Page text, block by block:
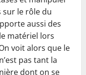
sur le rôle du
aussi des
matériel lors
voit alors que le
pas tant la
dont on se